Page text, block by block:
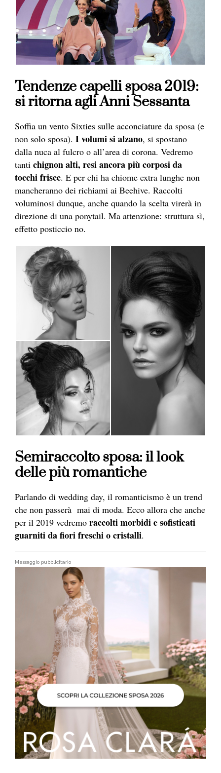
Tendenze capelli sposa 2019:
si ritorna agli Anni Sessanta
Soffia un vento Sixties sulle acconciature da sposa (e
non solo sposa). I volumi si alzano, si spostano
dalla nuca al fulcro o all’area di corona. Vedremo
tanti chignon alti, resi ancora più corposi da
tocchi frisee. E per chi ha chiome extra lunghe non
mancheranno dei richiami ai Beehive. Raccolti
voluminosi dunque, anche quando la scelta virerà in
direzione di una ponytail. Ma attenzione: struttura sì,
effetto posticcio no.
Semiraccolto sposa: il look
delle più romantiche
Parlando di wedding day, il romanticismo è un trend
che non passerà mai di moda. Ecco allora che anche
per il 2019 vedremo raccolti morbidi e sofisticati
guarniti da fiori freschi o cristalli.
Messaggio pubblicitario